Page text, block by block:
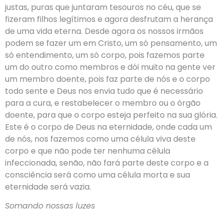
justas, puras que juntaram tesouros no céu, que se
fizeram filhos legítimos e agora desfrutam a herança
de uma vida eterna. Desde agora os nossos irmãos
podem se fazer um em Cristo, um só pensamento, um
só entendimento, um só corpo, pois fazemos parte
um do outro como membros e dói muito na gente ver
um membro doente, pois faz parte de nós e o corpo
todo sente e Deus nos envia tudo que é necessário
para a cura, e restabelecer o membro ou o órgão
doente, para que o corpo esteja perfeito na sua glória.
Este é o corpo de Deus na eternidade, onde cada um
de nós, nos fazemos como uma célula viva deste
corpo e que não pode ter nenhuma célula
infeccionada, senão, não fará parte deste corpo e a
consciência será como uma célula morta e sua
eternidade será vazia.
Somando nossas luzes